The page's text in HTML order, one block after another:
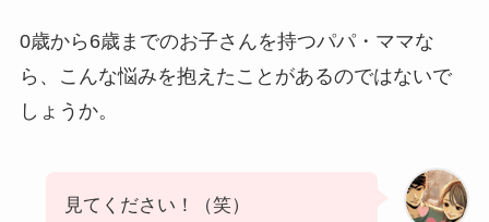
0歳から6歳までのお子さんを持つパパ・ママな
ら、こんな悩みを抱えたことがあるのではないで
しょうか。
見てください！（笑）